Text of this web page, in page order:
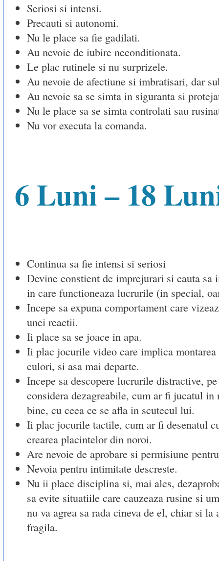
Seriosi si intensi.
Precauti si autonomi.
Nu le place sa fie gadilati.
Au nevoie de iubire neconditionata.
Le plac rutinele si nu surprizele.
Au nevoie de afectiune si imbratisari, dar
Au nevoie sa se simta in siguranta si
Nu le place sa se simta controlati sau
Nu vor executa la comanda.
6 Luni – 18
Continua sa fie intensi si seriosi
Devine constient de imprejurari si cauta sa
in care functioneaza lucrurile (in special,
Incepe sa expuna comportament care
unei reactii.
Ii place sa se joace in apa.
Ii plac jocurile video care implica
culori, si asa mai departe.
Incepe sa descopere lucrurile distractive,
considera dezagreabile, cum ar fi jucatul in
bine, cu ceea ce se afla in scutecul lui.
Ii plac jocurile tactile, cum ar fi desenatul
crearea placintelor din noroi.
Are nevoie de aprobare si permisiune
Nevoia pentru intimitate descreste.
Nu ii place disciplina si, mai ales,
sa evite situatiile care cauzeaza rusine si
nu va agrea sa rada cineva de el, chiar si la
fragila.